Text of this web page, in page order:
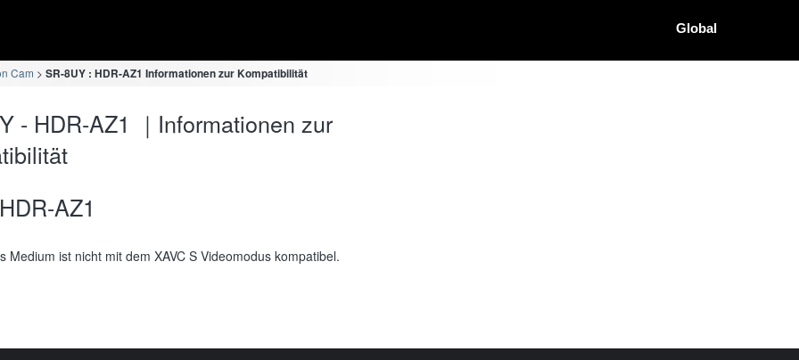
Global
Cam SR-8UY : HDR-AZ1 Informationen zur Kompatibilität
- HDR-AZ1 ｜Informationen zur
HDR-AZ1
Medium ist nicht mit dem XAVC S Videomodus kompatibel.